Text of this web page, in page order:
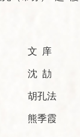
文 庠
沈 劼
胡孔法
熊季霞